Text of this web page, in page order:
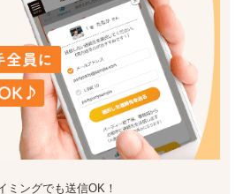
ミングでも送信OK！